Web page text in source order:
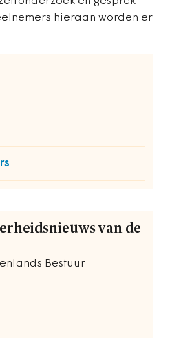
hieraan worden er
van de
Bestuur